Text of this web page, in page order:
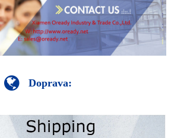
Doprava: